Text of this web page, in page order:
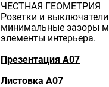
ЧЕСТНАЯ ГЕОМЕТРИЯ
Розетки и
минимальные зазоры
элементы интерьера.
Презентация A07
Листовка A07